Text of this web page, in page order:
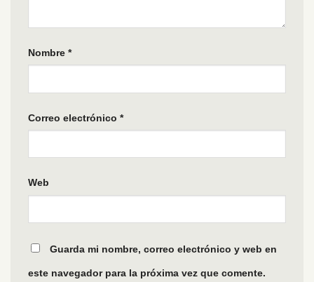
Nombre *
Correo electrónico *
Web
Guarda mi nombre, correo electrónico y web en
este navegador para la próxima vez que comente.